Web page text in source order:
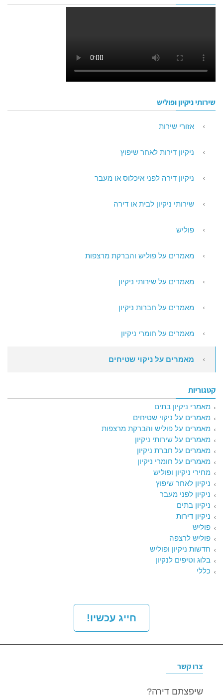
שירותי ניקיון ופוליש
אזורי שירות
ניקיון דירות לאחר שיפוץ
ניקיון דירה לפני איכלוס או מעבר
שירותי ניקיון לבית או דירה
פוליש
מאמרים על פוליש והברקת מרצפות
מאמרים על שירותי ניקיון
מאמרים על חברות ניקיון
מאמרים על חומרי ניקיון
מאמרים על ניקוי שטיחים
קטגוריות
מאמרי ניקיון בתים
מאמרים על ניקוי שטיחים
מאמרים על פוליש והברקת מרצפות
מאמרים על שירותי ניקיון
מאמרים על חברת ניקיון
מאמרים על חומרי ניקיון
מחירי ניקיון ופוליש
ניקיון לאחר שיפוץ
ניקיון לפני מעבר
ניקיון בתים
ניקיון דירות
פוליש
פוליש לרצפה
חדשות ניקיון ופוליש
בלוג וטיפים לנקיון
כללי
חייג עכשיו!
צרו קשר
שיפצתם דירה?